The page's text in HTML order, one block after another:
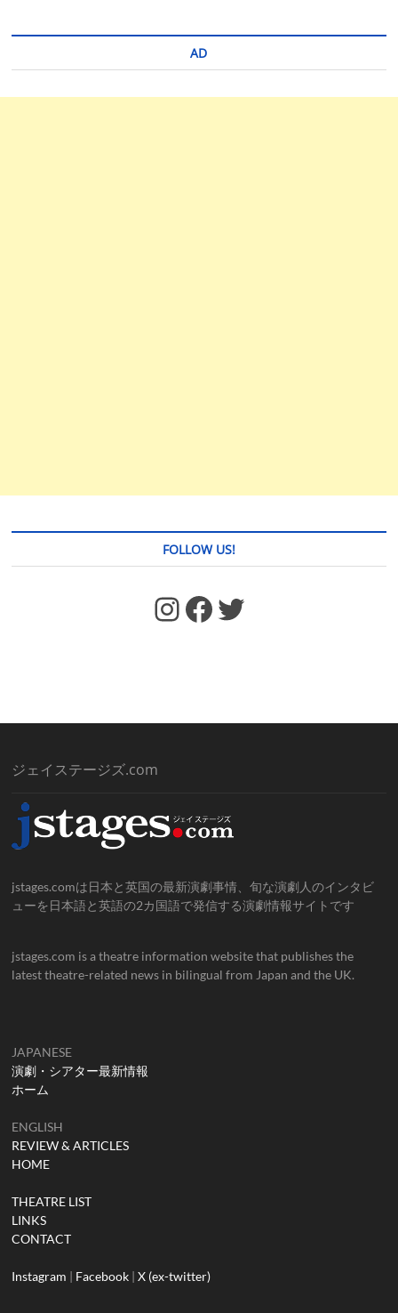
AD
FOLLOW US!
https://www.facebook.com/jstages/ Facebook Twitter
ジェイステージズ.com
jstages.comは日本と英国の最新演劇事情、旬な演劇人のインタビ
ューを日本語と英語の2カ国語で発信する演劇情報サイトです
jstages.com is a theatre information website that publishes the
latest theatre-related news in bilingual from Japan and the UK.
JAPANESE
演劇・シアター最新情報
ホーム
ENGLISH
REVIEW & ARTICLES
HOME
THEATRE LIST
LINKS
CONTACT
Instagram | Facebook |X (ex-twitter)